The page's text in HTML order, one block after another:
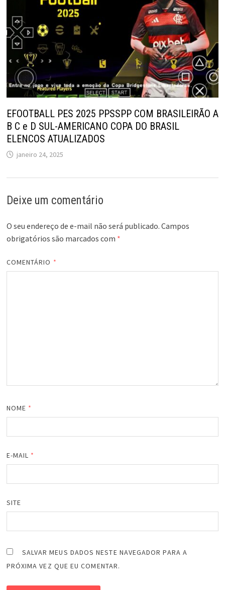
EFOOTBALL PES 2025 PPSSPP COM BRASILEIRÃO A
B C e D SUL-AMERICANO COPA DO BRASIL
ELENCOS ATUALIZADOS
janeiro 24, 2025
Deixe um comentário
O seu endereço de e-mail não será publicado. Campos
obrigatórios são marcados com *
COMENTÁRIO *
NOME *
E-MAIL *
SITE
SALVAR MEUS DADOS NESTE NAVEGADOR PARA A
PRÓXIMA VEZ QUE EU COMENTAR.